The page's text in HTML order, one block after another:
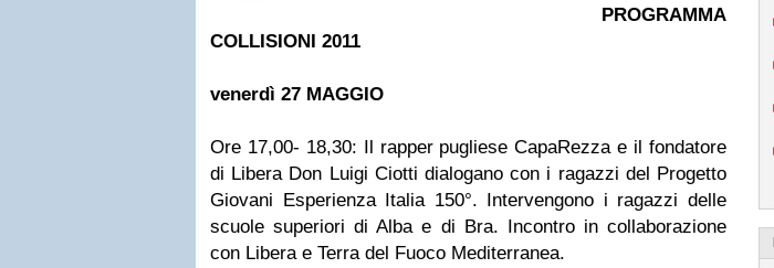
PROGRAMMA
COLLISIONI 2011
venerdì 27 MAGGIO
Ore 17,00- 18,30: Il rapper pugliese CapaRezza e il fondatore
di Libera Don Luigi Ciotti dialogano con i ragazzi del Progetto
Giovani Esperienza Italia 150°. Intervengono i ragazzi delle
scuole superiori di Alba e di Bra. Incontro in collaborazione
con Libera e Terra del Fuoco Mediterranea.